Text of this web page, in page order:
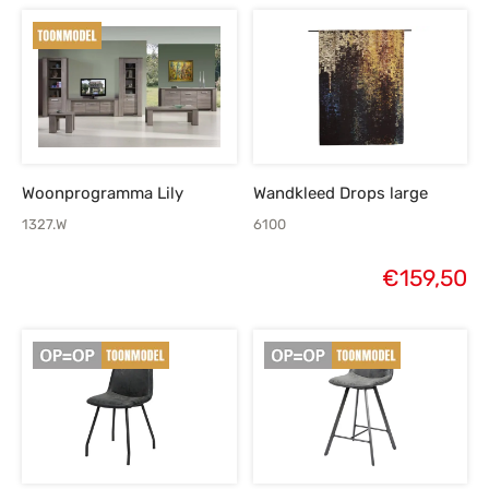
Woonprogramma Lily
1327.W
Wandkleed Drops large
6100
€159,50